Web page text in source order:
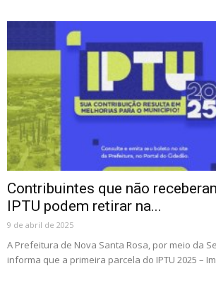
Contribuintes que não
IPTU podem retirar na...
9 de abril de 2025
A Prefeitura de Nova Santa Rosa, por meio da
informa que a primeira parcela do IPTU 2025 –